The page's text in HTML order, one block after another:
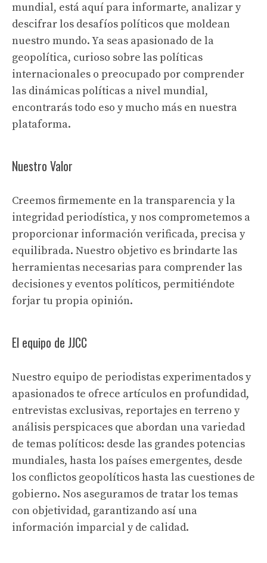
mundial, está aquí para informarte, analizar y
descifrar los desafíos políticos que moldean
nuestro mundo. Ya seas apasionado de la
geopolítica, curioso sobre las políticas
internacionales o preocupado por comprender
las dinámicas políticas a nivel mundial,
encontrarás todo eso y mucho más en nuestra
plataforma.
Nuestro Valor
Creemos firmemente en la transparencia y la
integridad periodística, y nos comprometemos a
proporcionar información verificada, precisa y
equilibrada. Nuestro objetivo es brindarte las
herramientas necesarias para comprender las
decisiones y eventos políticos, permitiéndote
forjar tu propia opinión.
El equipo de JJCC
Nuestro equipo de periodistas experimentados y
apasionados te ofrece artículos en profundidad,
entrevistas exclusivas, reportajes en terreno y
análisis perspicaces que abordan una variedad
de temas políticos: desde las grandes potencias
mundiales, hasta los países emergentes, desde
los conflictos geopolíticos hasta las cuestiones de
gobierno. Nos aseguramos de tratar los temas
con objetividad, garantizando así una
información imparcial y de calidad.